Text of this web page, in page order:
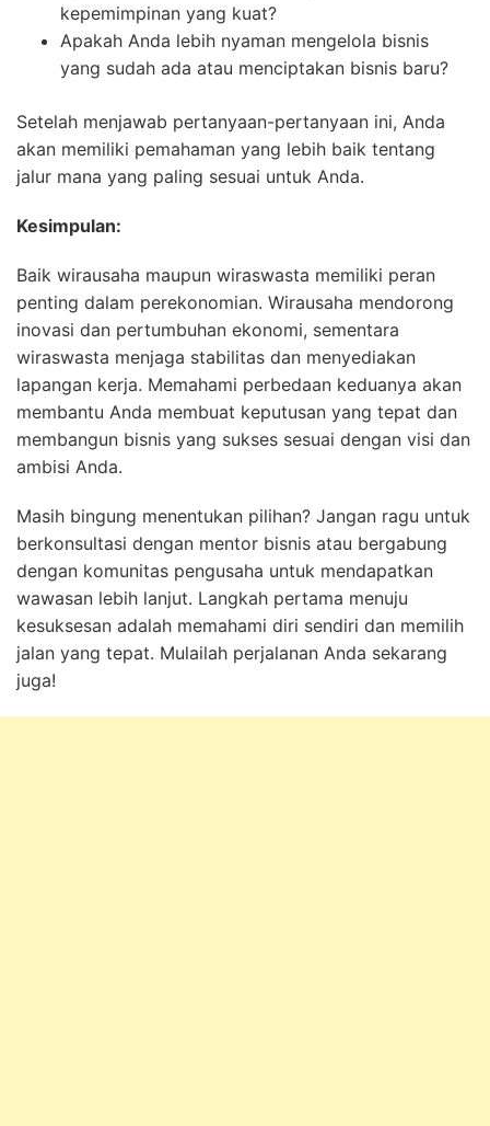
kepemimpinan yang kuat?
Apakah Anda lebih nyaman mengelola bisnis
yang sudah ada atau menciptakan bisnis baru?
Setelah menjawab pertanyaan-pertanyaan ini, Anda
akan memiliki pemahaman yang lebih baik tentang
jalur mana yang paling sesuai untuk Anda.
Kesimpulan:
Baik wirausaha maupun wiraswasta memiliki peran
penting dalam perekonomian. Wirausaha mendorong
inovasi dan pertumbuhan ekonomi, sementara
wiraswasta menjaga stabilitas dan menyediakan
lapangan kerja. Memahami perbedaan keduanya akan
membantu Anda membuat keputusan yang tepat dan
membangun bisnis yang sukses sesuai dengan visi dan
ambisi Anda.
Masih bingung menentukan pilihan? Jangan ragu untuk
berkonsultasi dengan mentor bisnis atau bergabung
dengan komunitas pengusaha untuk mendapatkan
wawasan lebih lanjut. Langkah pertama menuju
kesuksesan adalah memahami diri sendiri dan memilih
jalan yang tepat. Mulailah perjalanan Anda sekarang
juga!